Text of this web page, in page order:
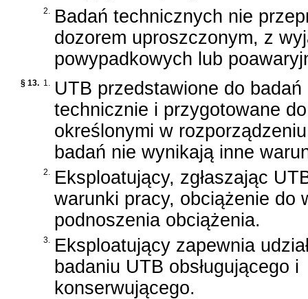
2. Badań technicznych nie
dozorem uproszczonym, z
powypadkowych lub
§ 13. 1. UTB przedstawione do
technicznie i przygotowane
określonymi w
badań nie wynikają inne
2. Eksploatujący, zgłaszając
warunki pracy, obciążenie do
podnoszenia obciążenia.
3. Eksploatujący zapewnia
badaniu UTB obsługującego i
konserwującego.